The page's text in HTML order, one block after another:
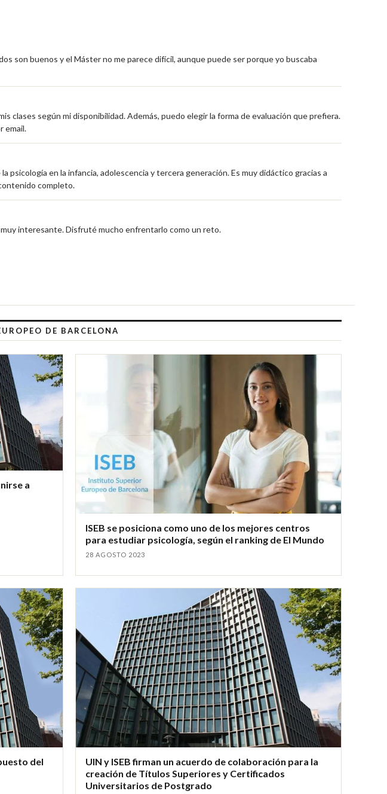
son buenos y el Máster no me parece difícil, aunque puede ser porque yo buscaba
clases según mi disponibilidad. Además, puedo elegir la forma de evaluación que prefiera.
email.
psicología en la infancia, adolescencia y tercera generación. Es muy didáctico gracias a
completo.
interesante. Disfruté mucho enfrentarlo como un reto.
DE BARCELONA
a
ISEB se posiciona como uno de los mejores centros
para estudiar psicología, según el ranking de El Mundo
28 AGOSTO 2023
del
UIN y ISEB firman un acuerdo de colaboración para la
creación de Títulos Superiores y Certificados
Universitarios de Postgrado